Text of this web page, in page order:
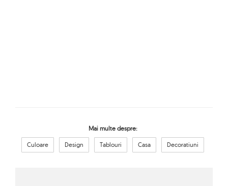
Mai multe despre:
Culoare Design Tablouri Casa Decoratiuni